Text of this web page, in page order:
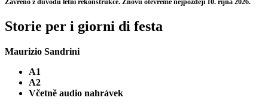
Zavřeno z důvodu letní rekonstrukce. Znovu otevřeme nejpozději 10. října 2026.
Storie per i giorni di festa
Maurizio Sandrini
A1
A2
Včetně audio nahrávek